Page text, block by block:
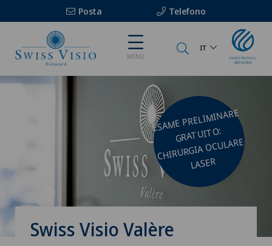
Posta Telefono
MENU
IT
ESA
ME PRELI
MINARE
GRATUITO:
CHIRURGIA OCULARE
LASER
Swiss Visio Valère